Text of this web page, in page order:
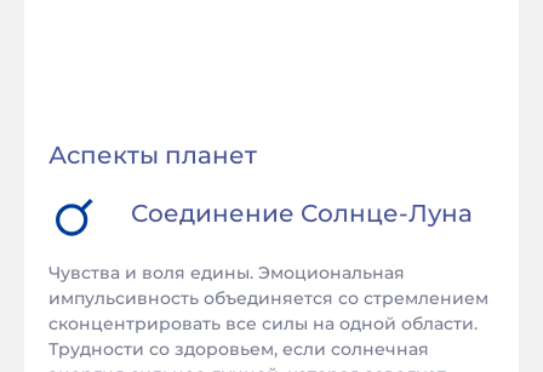
Аспекты планет
Соединение Солнце-Луна
Чувства и воля едины. Эмоциональная
импульсивность объединяется со стремлением
сконцентрировать все силы на одной области.
Трудности со здоровьем, если солнечная